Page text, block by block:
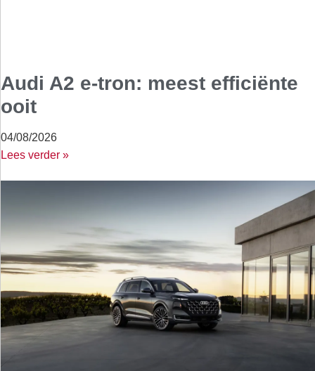
Audi A2 e-tron: meest efficiënte
ooit
04/08/2026
Lees verder »